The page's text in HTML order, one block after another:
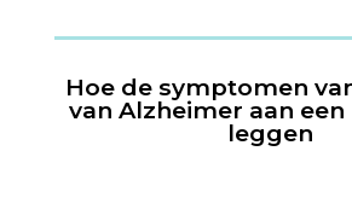
Hoe de symptomen
van Alzheimer aan
leggen